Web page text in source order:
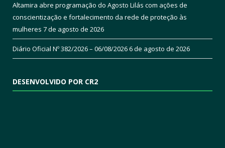
Altamira abre programação do Agosto Lilás com ações de
conscientização e fortalecimento da rede de proteção às
mulheres 7 de agosto de 2026
Diário Oficial Nº 382/2026 – 06/08/20266 de agosto de 2026
DESENVOLVIDO POR CR2